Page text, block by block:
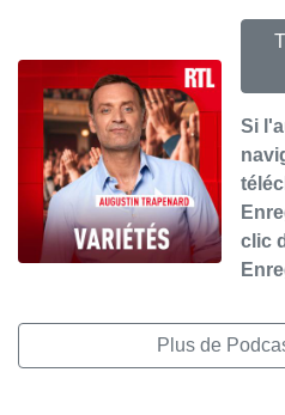
Si
clic
Plus de